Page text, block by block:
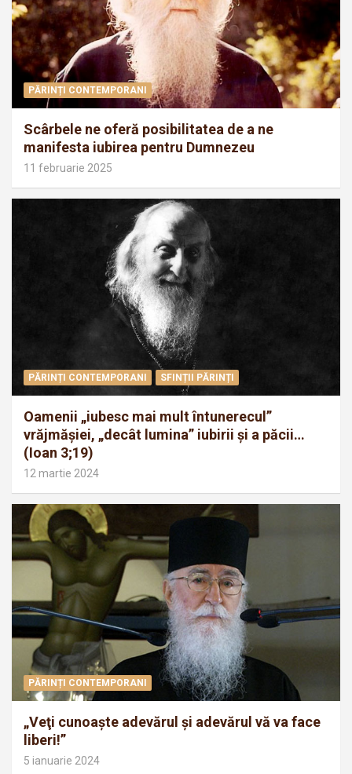
PĂRINȚI CONTEMPORANI
Scârbele ne oferă posibilitatea de a ne
manifesta iubirea pentru Dumnezeu
11 februarie 2025
PĂRINȚI CONTEMPORANI SFINȚII PĂRINȚI
Oamenii „iubesc mai mult întunerecul”
vrăjmăşiei, „decât lumina” iubirii şi a păcii…
(Ioan 3;19)
12 martie 2024
PĂRINȚI CONTEMPORANI
„Veţi cunoaşte adevărul şi adevărul vă va face
liberi!”
5 ianuarie 2024